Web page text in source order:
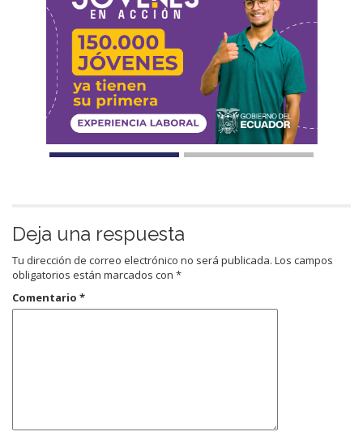
Deja una respuesta
Tu dirección de correo electrónico no será publicada. Los campos
obligatorios están marcados con *
Comentario *